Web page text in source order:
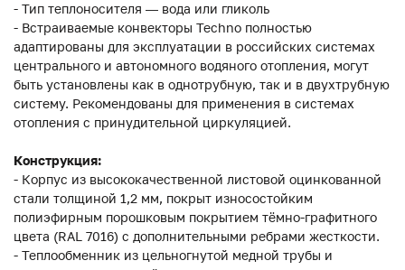
- Тип теплоносителя — вода или гликоль
- Встраиваемые конвекторы Techno полностью
адаптированы для эксплуатации в российских системах
центрального и автономного водяного отопления, могут
быть установлены как в однотрубную, так и в двухтрубную
систему. Рекомендованы для применения в системах
отопления с принудительной циркуляцией.
Конструкция:
- Корпус из высококачественной листовой оцинкованной
стали толщиной 1,2 мм, покрыт износостойким
полиэфирным порошковым покрытием тёмно-графитного
цвета (RAL 7016) с дополнительными ребрами жесткости.
- Теплообменник из цельногнутой медной трубы и